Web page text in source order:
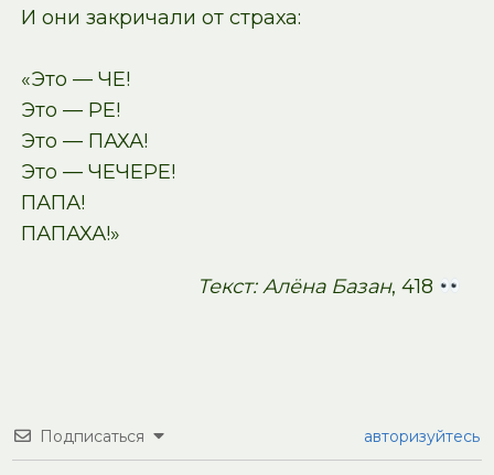
И они закричали от страха:
«Это — ЧЕ!
Это — РЕ!
Это — ПАХА!
Это — ЧЕЧЕРЕ!
ПАПА!
ПАПАХА!»
Текст: Алёна Базан, 418
Подписаться авторизуйтесь